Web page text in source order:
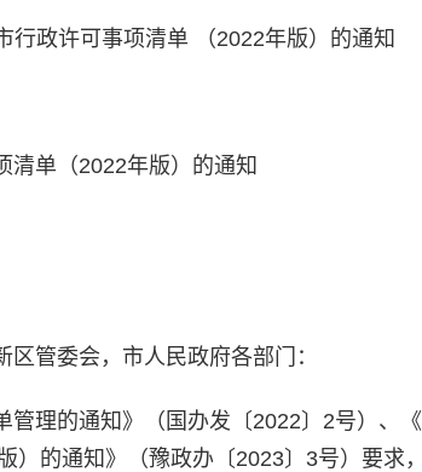
政许可事项清单 （2022年版）的通知
清单（2022年版）的通知
管委会，市人民政府各部门：
理的通知》（国办发〔2022〕2号）、
的通知》（豫政办〔2023〕3号）要求